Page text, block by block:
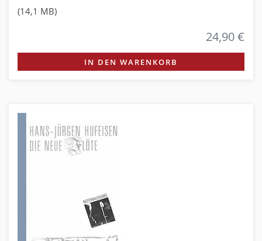
(14,1 MB)
24,90 €
IN DEN WARENKORB